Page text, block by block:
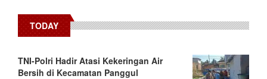
TODAY
TNI-Polri Hadir Atasi Kekeringan Air
Bersih di Kecamatan Panggul